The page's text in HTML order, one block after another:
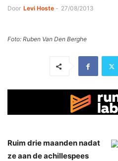
Door Levi Hoste - 27/08/2013
Foto: Ruben Van Den Berghe
Ruim drie maanden nadat
ze aan de achillespees